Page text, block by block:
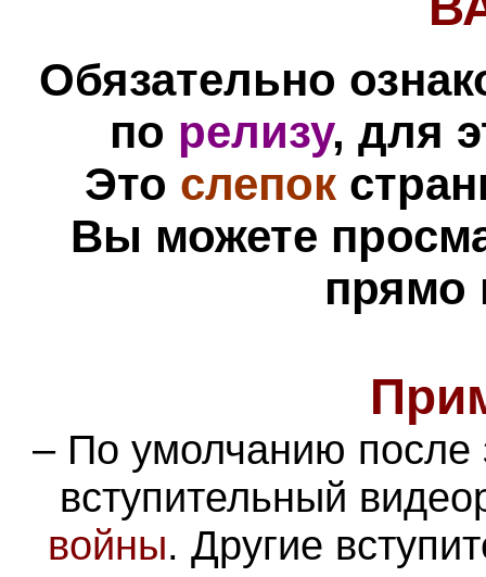
Обязательно
по релизу, для
Это слепок
Вы можете
прямо
– По умолчанию после
вступительный
войны. Другие